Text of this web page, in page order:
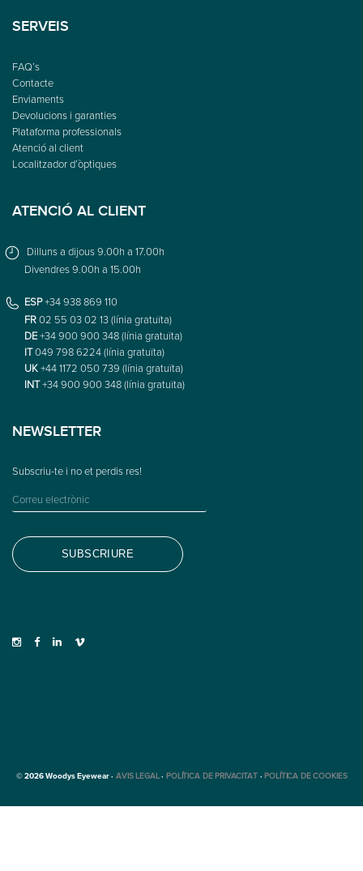
SERVEIS
FAQ’s
Contacte
Enviaments
Devolucions i garanties
Plataforma professionals
Atenció al client
Localitzador d’òptiques
ATENCIÓ AL CLIENT
Dilluns a dijous 9.00h a 17.00h
Divendres 9.00h a 15.00h
ESP+34 938 869 110
FR02 55 03 02 13 (línia gratuïta)
DE+34 900 900 348 (línia gratuïta)
IT049 798 6224 (línia gratuïta)
UK+44 1172 050 739 (línia gratuïta)
INT+34 900 900 348 (línia gratuïta)
NEWSLETTER
© 2026 Woodys Eyewear · AVIS LEGAL·POLÍTICA DE PRIVACITAT·POLÍTICA DE COOKIES